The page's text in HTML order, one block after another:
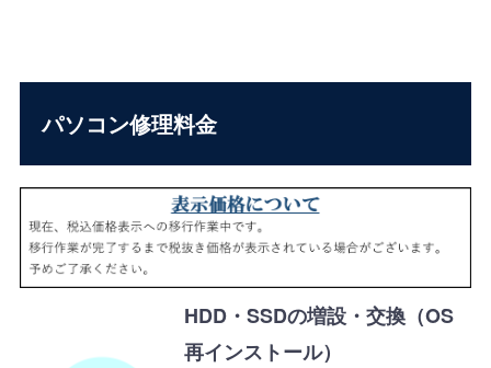
パソコン修理料金
HDD・SSDの増設・交換（OS
再インストール）